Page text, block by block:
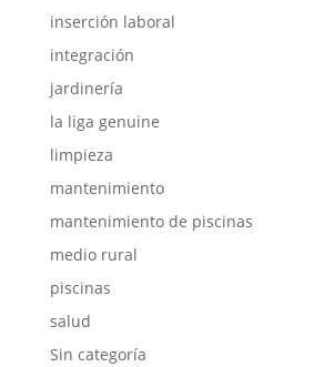
inserción laboral
integración
jardinería
la liga genuine
limpieza
mantenimiento
mantenimiento de piscinas
medio rural
piscinas
salud
Sin categoría